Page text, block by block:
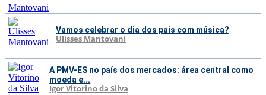
Vamos celebrar o dia dos pais com música?
Ulisses Mantovani
A PMV-ES no país dos mercados: área central como
moeda e...
Igor Vitorino da Silva